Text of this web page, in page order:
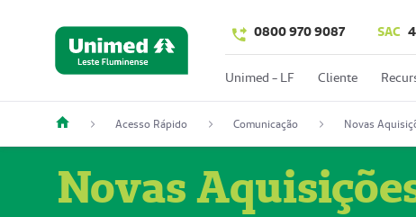
0800 970 9087 SAC
Unimed - LF Cliente
Acesso Rápido Comunicação Novas
Novas